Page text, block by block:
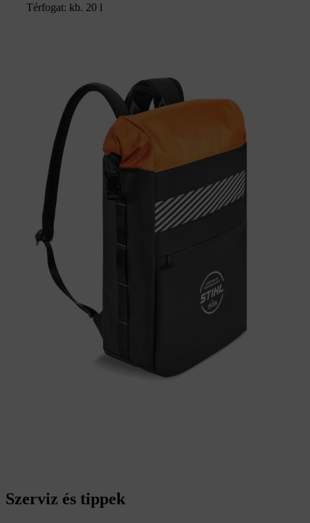
Térfogat: kb. 20 l
Szerviz és tippek